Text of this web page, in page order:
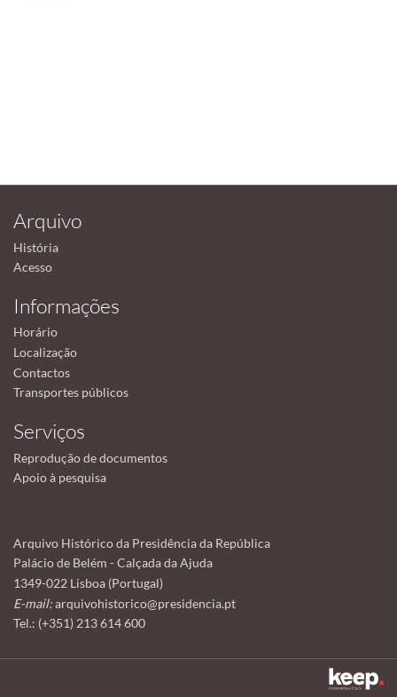
Arquivo
História
Acesso
Informações
Horário
Localização
Contactos
Transportes públicos
Serviços
Reprodução de documentos
Apoio à pesquisa
Arquivo Histórico da Presidência da República
Palácio de Belém - Calçada da Ajuda
1349-022 Lisboa (Portugal)
E-mail:arquivohistorico@presidencia.pt
Tel.: (+351) 213 614 600